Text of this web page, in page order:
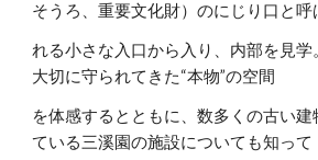
そうろ、重要文化財）のにじり口と呼
れる小さな入口から入り、内部を見
大切に守られてきた“本物”の空間
を体感するとともに、数多くの古い建
ている三溪園の施設についても知って